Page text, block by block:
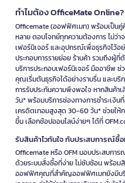
ทำไมต้อง OfficeMate Online?
Officemate (ออฟฟิศเมท) พร้อมเป็
หลาย ตอบโจทย์ทุกความต้องการ ไม่ว่
เฟอร์นิเจอร์ และอุปกรณ์เพื่อธุรกิจไว้อ
ประกอบการรายย่อย ร้านค้า รวมถึงผู้
บริการประกอบเฟอร์นิเจอร์ มืออาชีพ
คุณเริ่มต้นธุรกิจได้อย่างราบรื่น และบ
การรับประกันความพึงพอใจ หากสินค้า
วัน* พร้อมบริการช่องทางการชำระเงิ
เครดิตเทอมสูงสุด 30-60 วัน* ช่วยใ
ขึ้น เลือกช้อปออนไลน์ง่ายๆ ได้ที่
รับสินค้าไวทันใจ กับประสบการณ์ซื้
Officemate หรือ OFM มอบประสบกา
ด้วยระบบสั่งซื้อที่ง่าย ไม่ซับซ้อน พร้อม
ออฟฟิศคุณที่สำคัญออฟฟิศเมทยังมีบริ